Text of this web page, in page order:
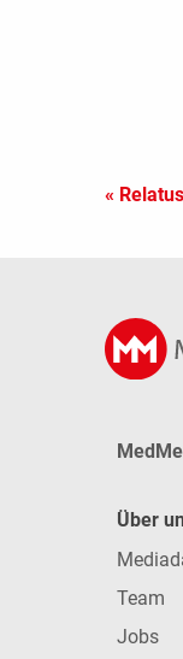
«
Über
Team
Jobs